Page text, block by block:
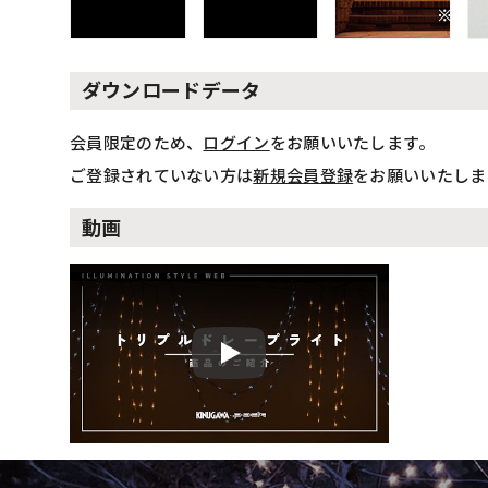
ダウンロードデータ
会員限定のため、 ログインをお願いいたします。
ご登録されていない方は新規会員登録をお願いいたし
動画
Play